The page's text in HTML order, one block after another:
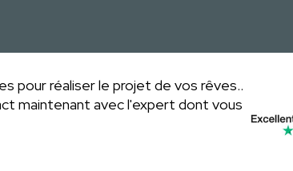
pour réaliser le projet de vos rêves..
maintenant avec l'expert dont vous